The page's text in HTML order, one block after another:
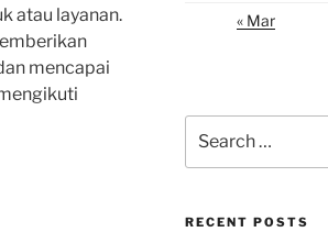
atau layanan.
mencapai
« Mar
for:
RECENT POSTS